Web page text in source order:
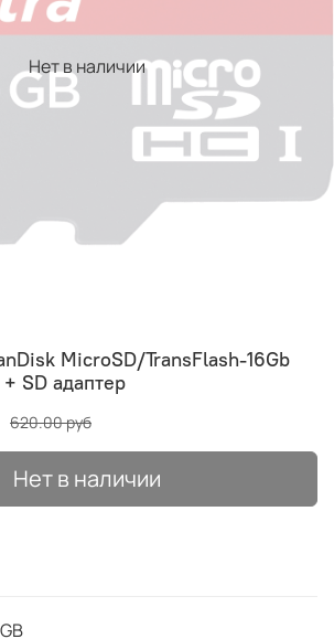
Нет в наличии
MicroSD/TransFlash-16Gb
SD адаптер
620.00 руб
Нет в наличии